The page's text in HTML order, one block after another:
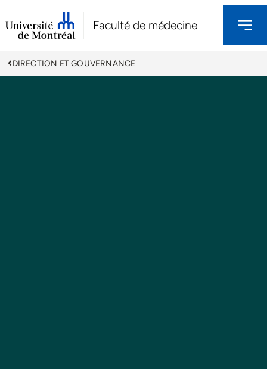
Faculté de médecine
DIRECTION ET GOUVERNANCE